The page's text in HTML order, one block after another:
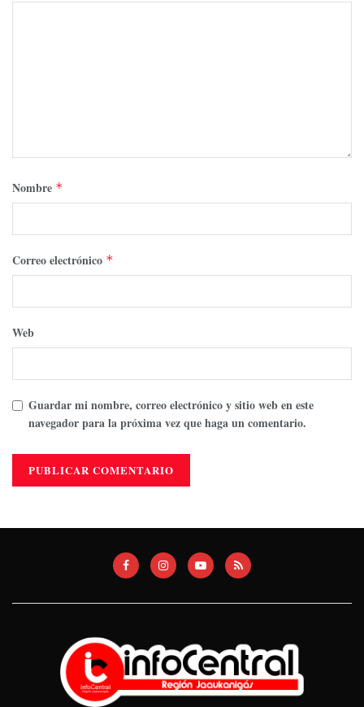
Nombre *
Correo electrónico *
Web
Guardar mi nombre, correo electrónico y sitio web en este
navegador para la próxima vez que haga un comentario.